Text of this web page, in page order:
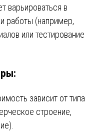
варьироваться в
работы (например,
или тестирование
зависит от типа
строение,